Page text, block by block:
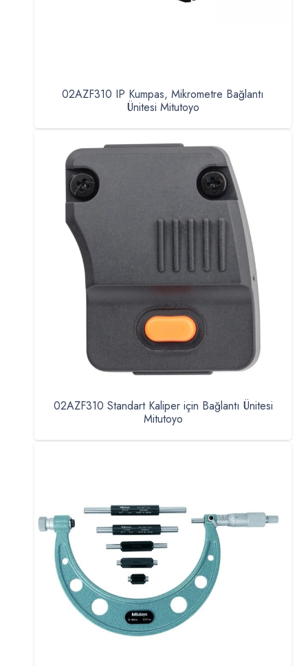
02AZF310 IP Kumpas, Mikrometre Bağlantı
Ünitesi Mitutoyo
02AZF310 Standart Kaliper için Bağlantı Ünitesi
Mitutoyo